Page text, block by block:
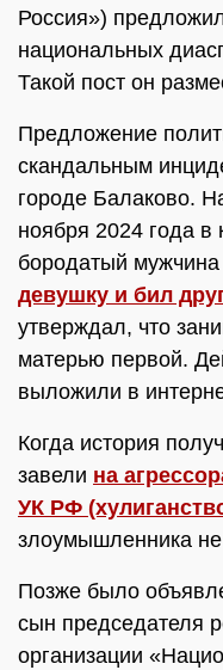
Россия»)
национальных
Такой пост он
Предложение
скандальным
городе Балаково.
ноября 2024 года
бородатый мужчина
девушку и бил
утверждал, что
матерью первой.
выложили в
Когда история
завели на
УК РФ
злоумышленника не
Позже было
сын председателя
организации